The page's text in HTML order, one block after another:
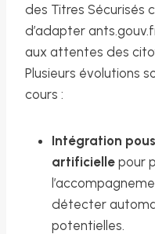
des Titres Sécurisés
d’adapter
aux attentes des
Plusieurs évolutions
cours :
Intégration
artificielle pour
détecter
potentielles.